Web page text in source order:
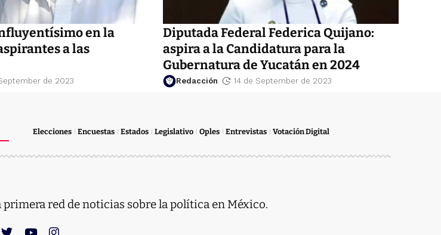
en la
a las
de 2023
Diputada Federal Federica Quijano:
aspira a la Candidatura para la
Gubernatura de Yucatán en 2024
Redacción 14 de September de 2023
Elecciones Encuestas Estados Legislativo Oples Entrevistas Votación Digital
red de noticias sobre la política en México.